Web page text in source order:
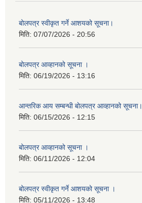
बोलपत्र स्वीकृत गर्ने आशयको सूचना।
मिति: 07/07/2026 - 20:56
बोलपत्र आव्हानको सूचना ।
मिति: 06/19/2026 - 13:16
आन्तरिक आय सम्बन्धी बोलपत्र आव्हानको सूचना।
मिति: 06/15/2026 - 12:15
बोलपत्र आव्हानको सूचना ।
मिति: 06/11/2026 - 12:04
बोलपत्र स्वीकृत गर्ने आशयको सूचना ।
मिति: 05/11/2026 - 13:48